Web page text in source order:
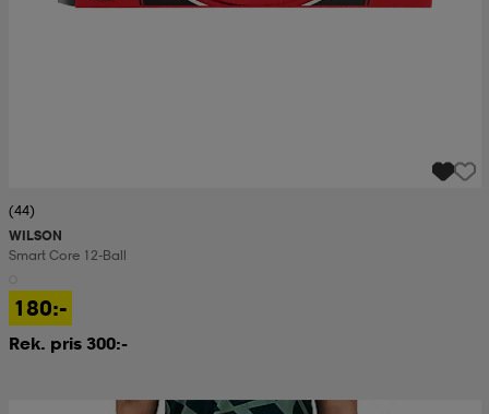
(44)
WILSON
Smart Core 12-Ball
180:-
Rek. pris 300:-